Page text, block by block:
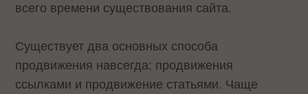
всего времени существования сайта.
Существует два основных способа
продвижения навсегда: продвижения
ссылками и продвижение статьями. Чаще